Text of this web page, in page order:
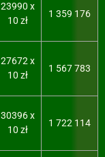
23990 x
10 zł
1 359 176
27672 x
10 zł
1 567 783
30396 x
10 zł
1 722 114